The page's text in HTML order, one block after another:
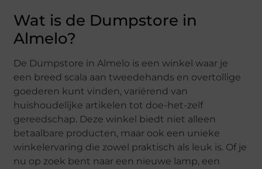
Wat is de Dumpstore in
Almelo?
De Dumpstore in Almelo is een winkel waar je
een breed scala aan tweedehands en overtollige
goederen kunt vinden, variërend van
huishoudelijke artikelen tot doe-het-zelf
gereedschap. Deze winkel biedt niet alleen
betaalbare producten, maar ook een unieke
winkelervaring die zowel praktisch als leuk is. Of je
nu op zoek bent naar een nieuwe lamp, een